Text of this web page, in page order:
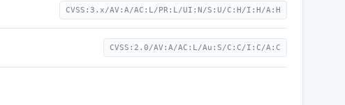
CVSS:3.x/AV:A/AC:L/PR:L/UI:N/S:U/C:H/I:H/A:H
CVSS:2.0/AV:A/AC:L/Au:S/C:C/I:C/A:C